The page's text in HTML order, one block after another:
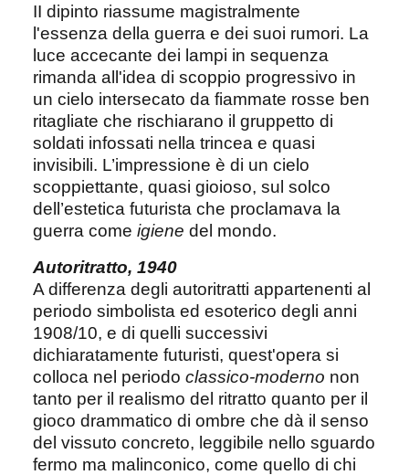
II dipinto riassume magistralmente
l'essenza della guerra e dei suoi rumori. La
luce accecante dei lampi in sequenza
rimanda all'idea di scoppio progressivo in
un cielo intersecato da fiammate rosse ben
ritagliate che rischiarano il gruppetto di
soldati infossati nella trincea e quasi
invisibili. L’impressione è di un cielo
scoppiettante, quasi gioioso, sul solco
dell’estetica futurista che proclamava la
guerra come igiene del mondo.
Autoritratto, 1940
A differenza degli autoritratti appartenenti al
periodo simbolista ed esoterico degli anni
1908/10, e di quelli successivi
dichiaratamente futuristi, quest'opera si
colloca nel periodo classico-moderno non
tanto per il realismo del ritratto quanto per il
gioco drammatico di ombre che dà il senso
del vissuto concreto, leggibile nello sguardo
fermo ma malinconico, come quello di chi